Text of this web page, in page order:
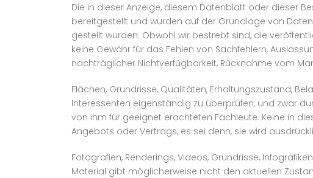
Die in dieser Anzeige, diesem Datenblatt oder dieser
bereitgestellt und wurden auf der Grundlage von
gestellt wurden. Obwohl wir bestrebt sind, die
keine Gewähr für das Fehlen von Sachfehlern,
nachträglicher Nichtverfügbarkeit, Rücknahme vom
Flächen, Grundrisse, Qualitäten, Erhaltungszustand,
Interessenten eigenständig zu überprüfen, und zwar
von ihm für geeignet erachteten Fachleute. Keine in
Angebots oder Vertrags, es sei denn, sie wird
Fotografien, Renderings, Videos, Grundrisse,
Material gibt möglicherweise nicht den aktuellen